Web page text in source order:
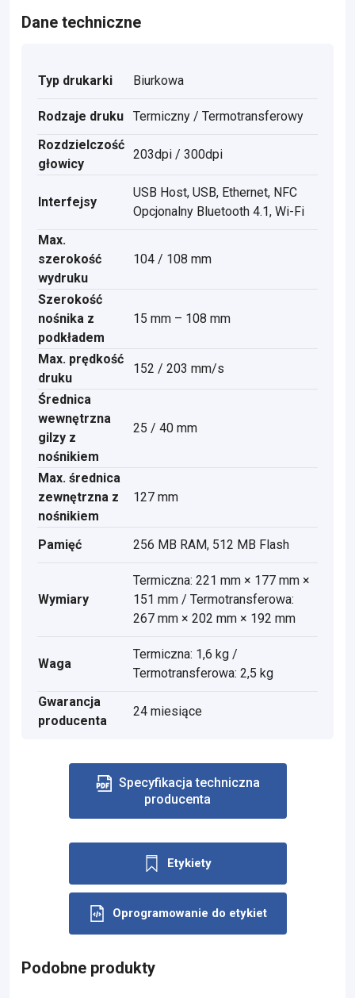
Dane techniczne
Typ drukarki Biurkowa
Rodzaje druku
Termiczny / Termotransferowy
Rozdzielczość
głowicy
203dpi / 300dpi
Interfejsy
USB Host, USB, Ethernet, NFC
Opcjonalny Bluetooth 4.1, Wi-Fi
Max.
szerokość
wydruku
104 / 108 mm
Szerokość
nośnika z
podkładem
15 mm – 108 mm
Max. prędkość
druku
152 / 203 mm/s
Średnica
wewnętrzna
gilzy z
nośnikiem
25 / 40 mm
Max. średnica
zewnętrzna z
nośnikiem
127 mm
Pamięć 256 MB RAM, 512 MB Flash
Wymiary
Termiczna: 221 mm × 177 mm ×
151 mm / Termotransferowa:
267 mm × 202 mm × 192 mm
Waga
Termiczna: 1,6 kg /
Termotransferowa: 2,5 kg
Gwarancja
producenta
24 miesiące
Specyfikacja techniczna
producenta
Etykiety
Oprogramowanie do etykiet
Podobne produkty